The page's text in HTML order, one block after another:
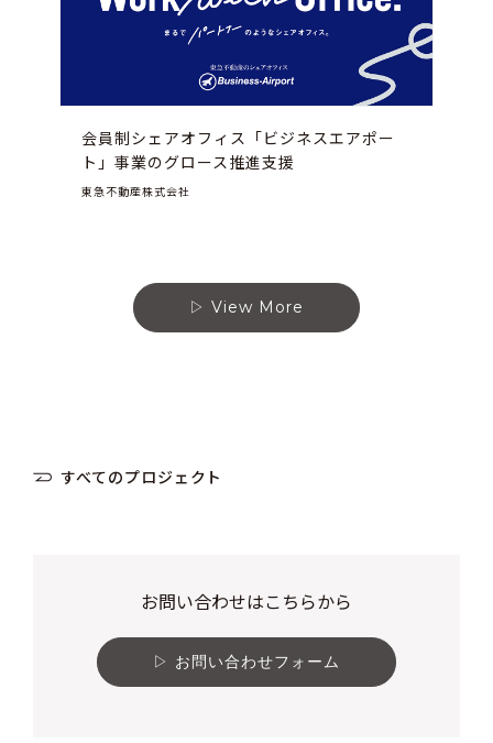
会員制シェアオフィス「ビジネスエアポー
ト」事業のグロース推進支援
東急不動産株式会社
View More
すべてのプロジェクト
お問い合わせはこちらから
お問い合わせフォーム